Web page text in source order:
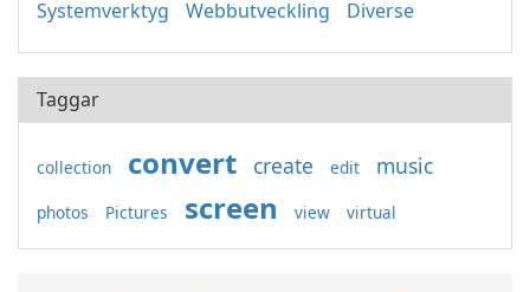
Systemverktyg Webbutveckling Diverse
Taggar
collection convert create edit music
photos Pictures screen view virtual